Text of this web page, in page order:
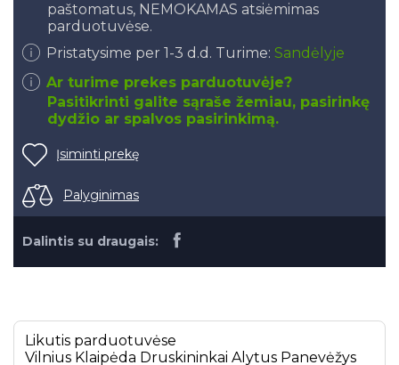
paštomatus, NEMOKAMAS atsiėmimas
parduotuvėse.
Pristatysime per 1-3 d.d. Turime: Sandėlyje
Ar turime prekes parduotuvėje?
Pasitikrinti galite sąraše žemiau, pasirinkę
dydžio ar spalvos pasirinkimą.
Įsiminti prekę
Palyginimas
Dalintis su draugais:
Likutis parduotuvėse
Vilnius Klaipėda Druskininkai Alytus Panevėžys